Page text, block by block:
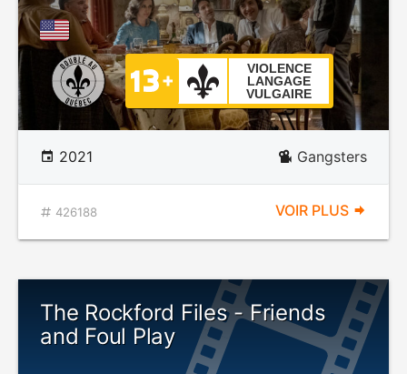
VIOLENCE
LANGAGE
VULGAIRE
2021 Gangsters
426188 VOIR PLUS
The Rockford Files - Friends
and Foul Play